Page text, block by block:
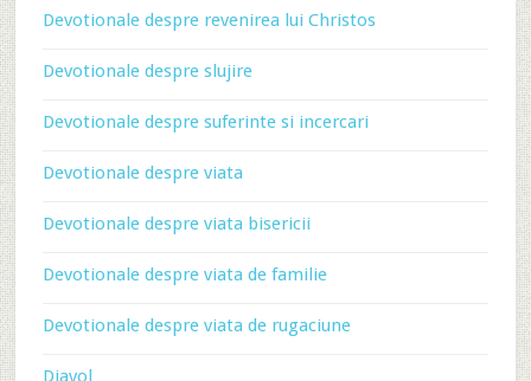
Devotionale despre revenirea lui Christos
Devotionale despre slujire
Devotionale despre suferinte si incercari
Devotionale despre viata
Devotionale despre viata bisericii
Devotionale despre viata de familie
Devotionale despre viata de rugaciune
Diavol